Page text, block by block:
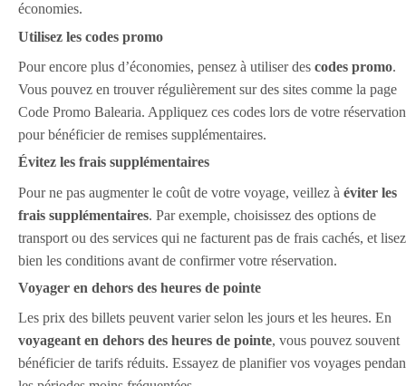
économies.
Utilisez les codes promo
Pour encore plus d’économies, pensez à utiliser des codes promo.
Vous pouvez en trouver régulièrement sur des sites comme la page
Code Promo Balearia. Appliquez ces codes lors de votre réservation
pour bénéficier de remises supplémentaires.
Évitez les frais supplémentaires
Pour ne pas augmenter le coût de votre voyage, veillez à éviter les
frais supplémentaires. Par exemple, choisissez des options de
transport ou des services qui ne facturent pas de frais cachés, et lisez
bien les conditions avant de confirmer votre réservation.
Voyager en dehors des heures de pointe
Les prix des billets peuvent varier selon les jours et les heures. En
voyageant en dehors des heures de pointe, vous pouvez souvent
bénéficier de tarifs réduits. Essayez de planifier vos voyages